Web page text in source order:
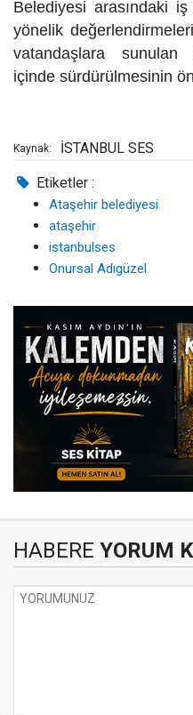
Belediyesi arasındaki
yönelik
vatandaşlara sunulan
içinde sürdürülmesinin
Kaynak: İSTANBUL SES
Etiketler :
Ataşehir belediyesi
ataşehir
istanbulses
Onursal Adıgüzel
HABERE YORUM